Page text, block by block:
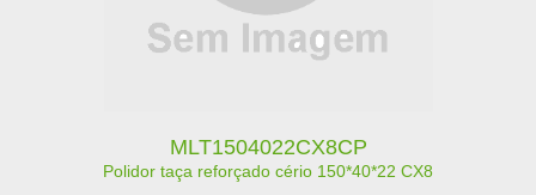
MLT1504022CX8CP
Polidor taça reforçado cério 150*40*22 CX8